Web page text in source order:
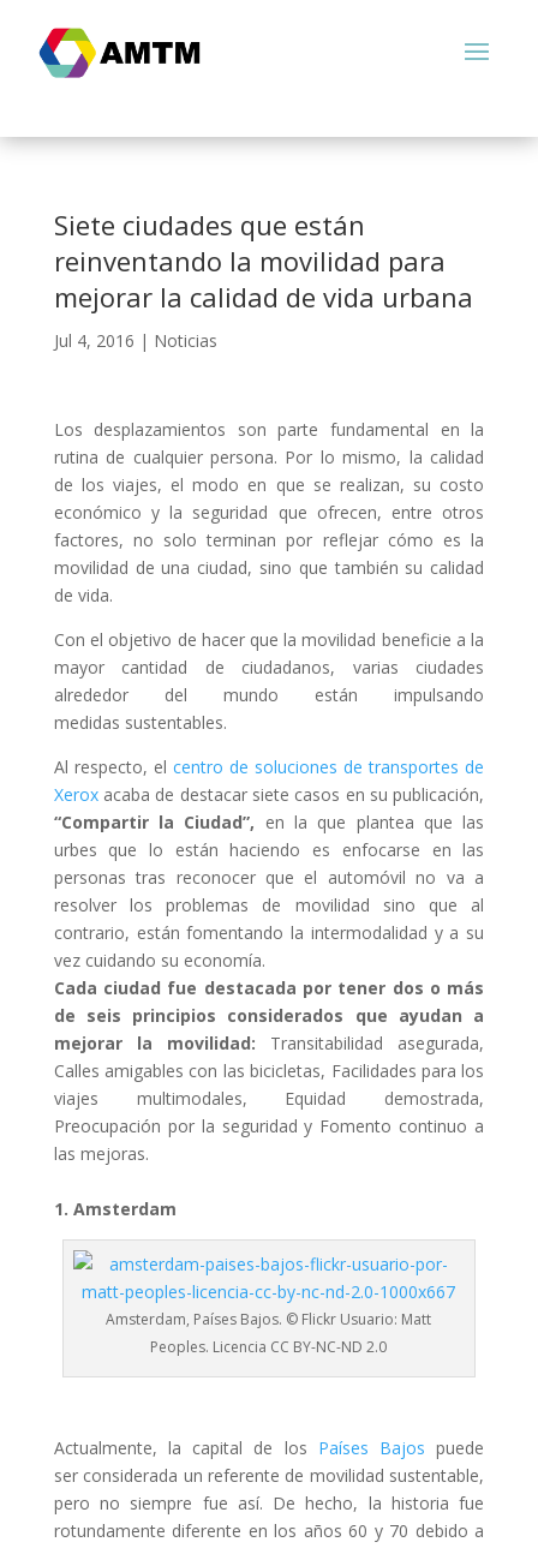
Siete ciudades que están
reinventando la movilidad para
mejorar la calidad de vida urbana
Jul 4, 2016 | Noticias
Los desplazamientos son parte fundamental en la
rutina de cualquier persona. Por lo mismo, la calidad
de los viajes, el modo en que se realizan, su costo
económico y la seguridad que ofrecen, entre otros
factores, no solo terminan por reflejar cómo es la
movilidad de una ciudad, sino que también su calidad
de vida.
Con el objetivo de hacer que la movilidad beneficie a la
mayor cantidad de ciudadanos, varias ciudades
alrededor del mundo están impulsando
medidas sustentables.
Al respecto, el centro de soluciones de transportes de
Xeroxacaba de destacar siete casos en su publicación,
“Compartir la Ciudad”, en la que plantea que las
urbes que lo están haciendo es enfocarse en las
personas tras reconocer que el automóvil no va a
resolver los problemas de movilidad sino que al
contrario, están fomentando la intermodalidad y a su
vez cuidando su economía.
Cada ciudad fue destacada por tener dos o más
de seis principios considerados que ayudan a
mejorar la movilidad: Transitabilidad asegurada,
Calles amigables con las bicicletas, Facilidades para los
viajes multimodales, Equidad demostrada,
Preocupación por la seguridad y Fomento continuo a
las mejoras.
1. Amsterdam
Amsterdam, Países Bajos. © Flickr Usuario: Matt
Peoples. Licencia CC BY-NC-ND 2.0
Actualmente, la capital de los Países Bajos puede
ser considerada un referente de movilidad sustentable,
pero no siempre fue así. De hecho, la historia fue
rotundamente diferente en los años 60 y 70 debido a